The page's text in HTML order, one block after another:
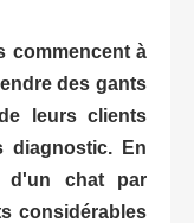
commencent à
des gants
leurs clients
diagnostic. En
d'un chat par
considérables